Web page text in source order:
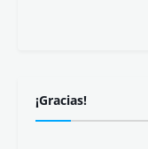
¡Gracias!